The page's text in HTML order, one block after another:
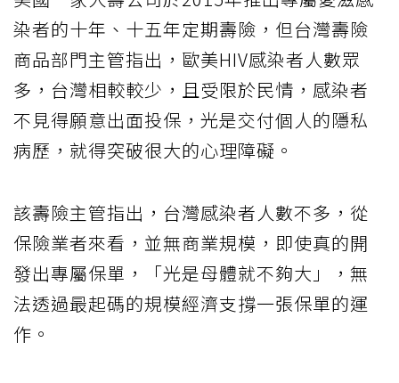
染者的十年、十五年定期壽險，但台灣壽險
商品部門主管指出，歐美HIV感染者人數眾
多，台灣相較較少，且受限於民情，感染者
不見得願意出面投保，光是交付個人的隱私
病歷，就得突破很大的心理障礙。
該壽險主管指出，台灣感染者人數不多，從
保險業者來看，並無商業規模，即使真的開
發出專屬保單，「光是母體就不夠大」，無
法透過最起碼的規模經濟支撐一張保單的運
作。